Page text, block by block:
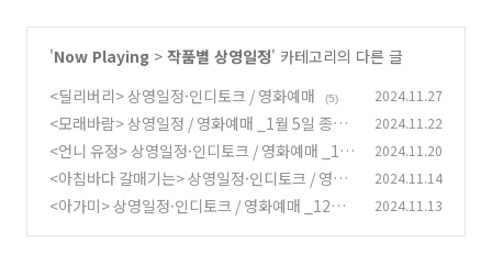
'Now Playing > 작품별 상영일정' 카테고리의 다른 글
<딜리버리> 상영일정·인디토크 / 영화예매
(5) 2024.11.27
<모래바람> 상영일정 / 영화예매 _1월 5일 종영
(2)
2024.11.22
<언니 유정> 상영일정·인디토크 / 영화예매 _1
월 6일 종영
(2)
2024.11.20
<아침바다 갈매기는> 상영일정·인디토크 / 영화
예매 _3월 16일 종영
(6)
2024.11.14
<아가미> 상영일정·인디토크 / 영화예매 _12월
2024.11.13